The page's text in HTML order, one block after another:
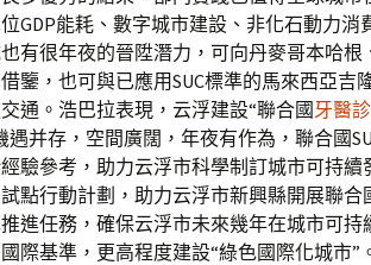
GDP能耗、數字城市建設、非化石動力
有很年夜的晉陞潛力，可向丹麥哥本哈
鑒，也可與已應用SUC標準的馬來西亞吉
通。浩巴拉表現，云浮建設“聯合國牙醫
遇并存，空間廣闊，年夜有作為，聯合國
驗參考，助力云浮市科學制訂城市可持續
點行動計劃，助力云浮市新興縣開展聯合
進任務，確保云浮市未來幾年在城市可
際基準，更高程度建設“綠色國際化城市”